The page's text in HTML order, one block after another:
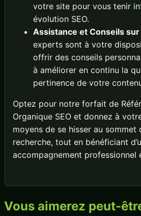
votre site pour vous tenir
évolution SEO.
Assistance et Conseils
experts sont à votre
offrir des conseils
à améliorer en continu la
pertinence de votre
Optez pour notre forfait de
Organique SEO et donnez à
moyens de se hisser au sommet
recherche, tout en bénéficiant
accompagnement professionnel
Vous aimerez peut-